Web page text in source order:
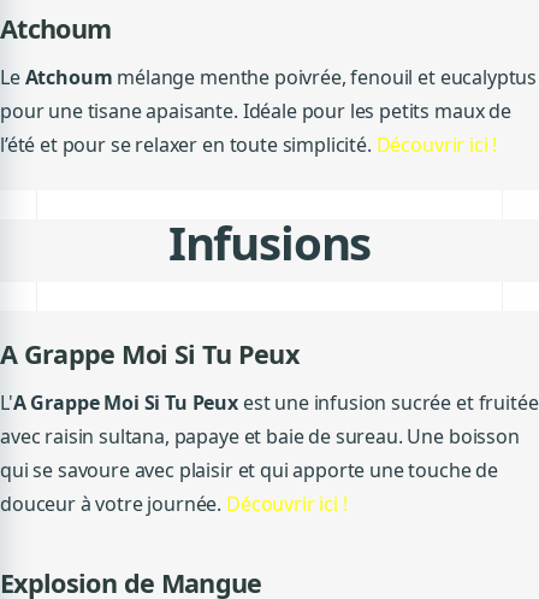
Atchoum
LeAtchoum mélange menthe poivrée, fenouil et eucalyptus
pour une tisane apaisante. Idéale pour les petits maux de
l’été et pour se relaxer en toute simplicité. Découvrir ici !
Infusions
A Grappe Moi Si Tu Peux
L'A Grappe Moi Si Tu Peux est une infusion sucrée et fruitée
avec raisin sultana, papaye et baie de sureau. Une boisson
qui se savoure avec plaisir et qui apporte une touche de
douceur à votre journée. Découvrir ici !
Explosion de Mangue